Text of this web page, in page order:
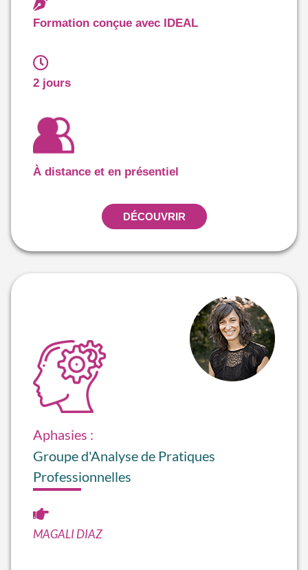
Formation conçue avec IDEAL
2 jours
À distance et en présentiel
DÉCOUVRIR
Aphasies :
Groupe d'Analyse de Pratiques
Professionnelles
MAGALI DIAZ